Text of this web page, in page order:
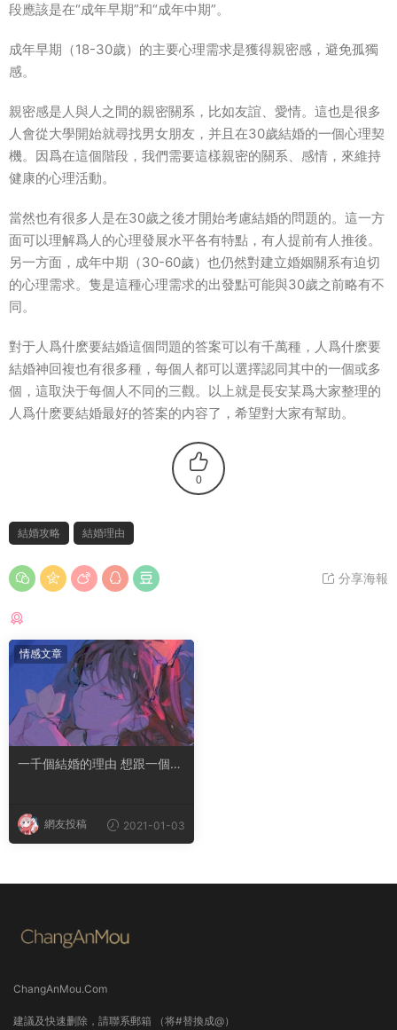
段應該是在“成年早期”和“成年中期”。
成年早期（18-30歲）的主要心理需求是獲得親密感，避免孤獨
感。
親密感是人與人之間的親密關系，比如友誼、愛情。這也是很多
人會從大學開始就尋找男女朋友，并且在30歲結婚的一個心理契
機。因爲在這個階段，我們需要這樣親密的關系、感情，來維持
健康的心理活動。
當然也有很多人是在30歲之後才開始考慮結婚的問題的。這一方
面可以理解爲人的心理發展水平各有特點，有人提前有人推後。
另一方面，成年中期（30-60歲）也仍然對建立婚姻關系有迫切
的心理需求。隻是這種心理需求的出發點可能與30歲之前略有不
同。
對于人爲什麽要結婚這個問題的答案可以有千萬種，人爲什麽要
結婚神回複也有很多種，每個人都可以選擇認同其中的一個或多
個，這取決于每個人不同的三觀。以上就是長安某爲大家整理的
人爲什麽要結婚最好的答案的内容了，希望對大家有幫助。
0
結婚攻略 結婚理由
分享海報
情感文章
一千個結婚的理由 想跟一個人
網友投稿 2021-01-03
ChangAnMou.Com
建議及快速删除，請聯系郵箱 （将#替換成@）